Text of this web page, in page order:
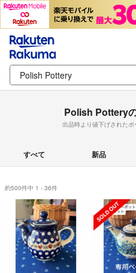
Polish Pottery
出品時より値下げされた
すべて 新品
約500件中 1 - 36件